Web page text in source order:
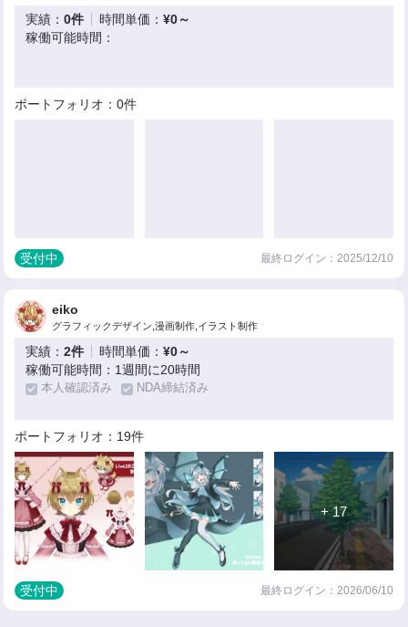
実績：0件 時間単価：¥0～
稼働可能時間：
ポートフォリオ：0件
受付中 最終ログイン：2025/12/10
eiko
グラフィックデザイン,漫画制作,イラスト制作
実績：2件 時間単価：¥0～
稼働可能時間：1週間に20時間
本人確認済み NDA締結済み
ポートフォリオ：19件
+ 17
受付中 最終ログイン：2026/06/10